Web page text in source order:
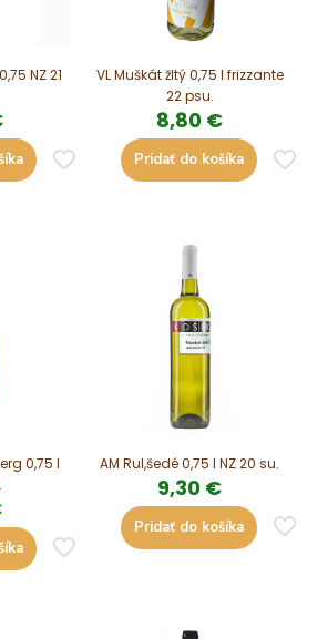
NZ 21
VL Muškát žltý 0,75 l frizzante
22 psu.
8,80 €
Pridať do košíka
0,75 l
AM Rul,šedé 0,75 l NZ 20 su.
9,30 €
Pridať do košíka